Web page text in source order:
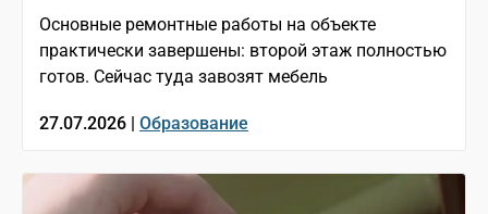
Основные ремонтные работы на объекте
практически завершены: второй этаж полностью
готов. Сейчас туда завозят мебель
27.07.2026 | Образование